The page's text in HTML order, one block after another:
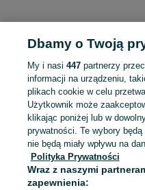
Strona główna Dolnośląskie
KATEGORIA
Mapa kategorii
Mapa miejscowości
Mapa ministron
Dbamy o Twoją
My i nasi 447partnerzy
informacji na urządzeniu,
plikach cookie w celu
Użytkownik może
klikając poniżej lub w
prywatności. Te wybory
nie będą miały wpływu na
Polityka Prywatności
Wraz z naszymi
zapewnienia: